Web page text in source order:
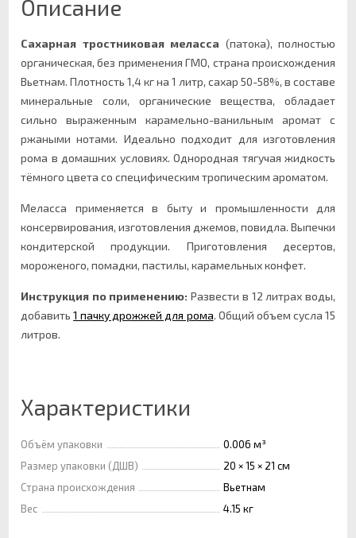
Описание
Сахарная тростниковая меласса (патока), полностью
органическая, без применения ГМО, страна происхождения
Вьетнам. Плотность 1,4 кг на 1 литр, сахар 50-58%, в составе
минеральные соли, органические вещества, обладает
сильно выраженным карамельно-ванильным аромат с
ржаными нотами. Идеально подходит для изготовления
рома в домашних условиях. Однородная тягучая жидкость
тёмного цвета со специфическим тропическим ароматом.
Меласса применяется в быту и промышленности для
консервирования, изготовления джемов, повидла. Выпечки
кондитерской продукции. Приготовления десертов,
мороженого, помадки, пастилы, карамельных конфет.
Инструкция по применению:Развести в 12 литрах воды,
добавить1 пачку дрожжей для рома. Общий объем сусла 15
литров.
Характеристики
Объём упаковки
0.006 м³
Размер упаковки (ДШВ)
20 × 15 × 21 см
Страна происхождения
Вьетнам
Вес
4.15 кг